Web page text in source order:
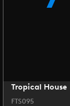
Tropical House
FTS095